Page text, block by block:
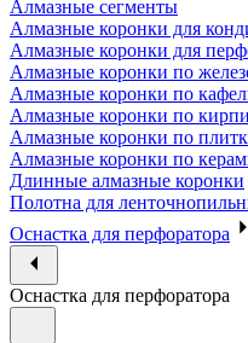
Алмазные сегменты
Алмазные коронки для
Алмазные коронки для
Алмазные коронки по
Алмазные коронки по
Алмазные коронки по
Алмазные коронки по
Алмазные коронки по
Длинные алмазные коронки
Полотна для
Оснастка для перфоратора
Оснастка для перфоратора